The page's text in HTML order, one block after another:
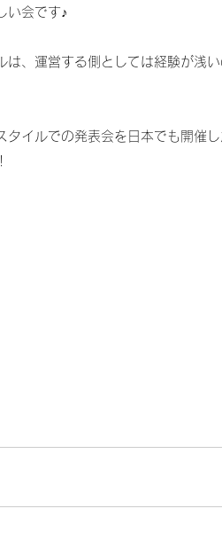
い会です♪
は、運営する側としては経験が浅
タイルでの発表会を日本でも開催